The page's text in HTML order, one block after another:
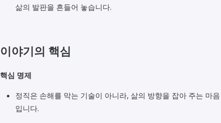
삶의 발판을 흔들어 놓습니다.
이야기의 핵심
핵심 명제
정직은 손해를 막는 기술이 아니라, 삶의 방향을 잡아 주는 마음
입니다.